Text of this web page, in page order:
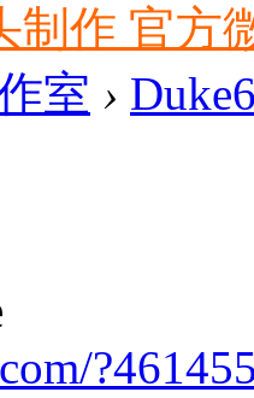
制作 官方
室 ›